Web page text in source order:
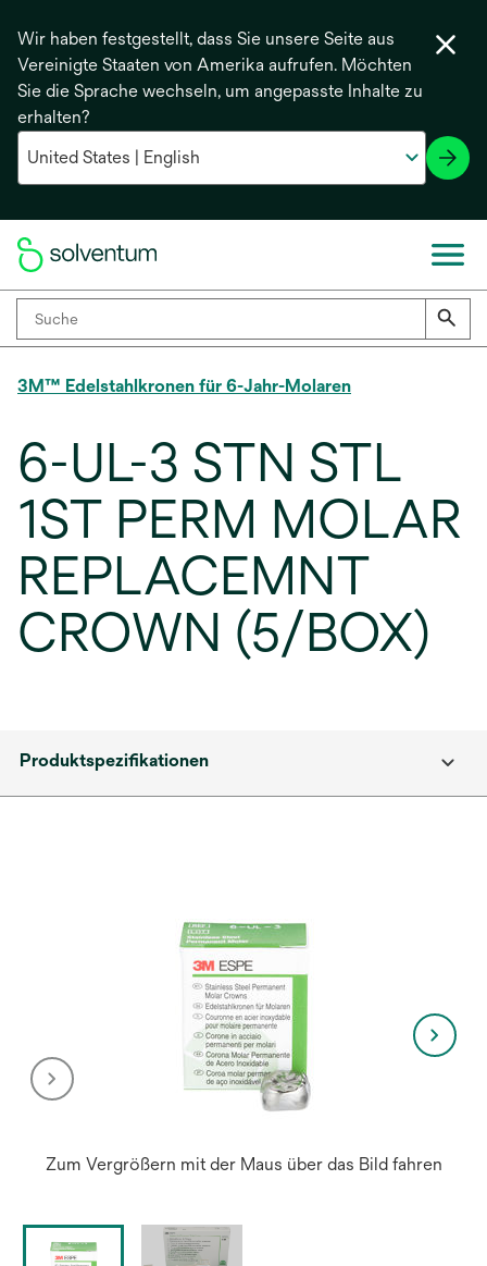
Wir haben festgestellt, dass Sie unsere Seite aus
Vereinigte Staaten von Amerika aufrufen. Möchten
Sie die Sprache wechseln, um angepasste Inhalte zu
erhalten?
3M™ Edelstahlkronen für 6-Jahr-Molaren
6-UL-3 STN STL
1ST PERM MOLAR
REPLACEMNT
CROWN (5/BOX)
Produktspezifikationen
Zum Vergrößern mit der Maus über das Bild fahren